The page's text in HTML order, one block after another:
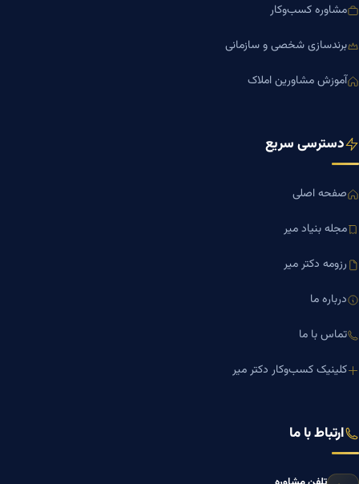
دسترسی سریع
رزومه دکتر میر
تماس با ما
کلینیک کسب‌وکار دکتر میر
ارتباط با ما
ایمیل